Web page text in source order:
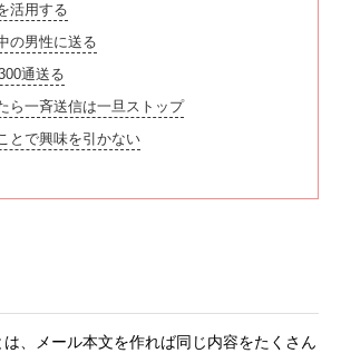
活用する
男性に送る
通送る
一斉送信は一旦ストップ
で興味を引かない
、メール本文を作れば同じ内容をたくさん